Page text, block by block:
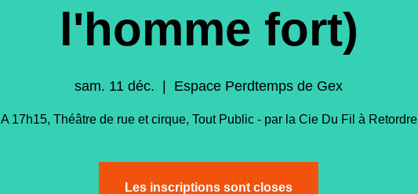
l'homme fort)
sam. 11 déc. Espace Perdtemps de Gex
A 17h15, Théâtre de rue et cirque, Tout Public - par la Cie Du Fil à Retordre
Les inscriptions sont closes